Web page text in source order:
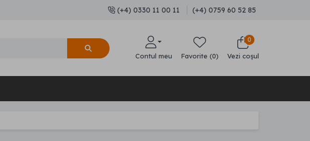
(+4) 0330 11 00 11 (+4) 0759 60 52 85
Contul meu Favorite (0)
0
Vezi coșul